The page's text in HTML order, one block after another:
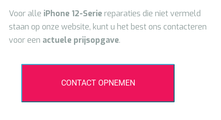
Voor alle iPhone 12-Seriereparaties die niet vermeld
staan op onze website, kunt u het best ons contacteren
voor een actuele prijsopgave.
CONTACT OPNEMEN